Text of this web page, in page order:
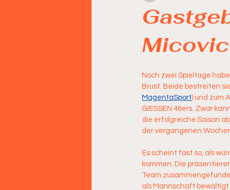
Noch zwei Spieltage
Brust. Beide bestreiten
MagentaSport) und zum
GIESSEN 46ers. Zwar
die erfolgreiche Saison
der vergangenen
Es scheint fast so, als
kommen. Die
Team
als Mannschaft bewältigt